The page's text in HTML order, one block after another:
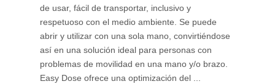
de usar, fácil de transportar, inclusivo y
respetuoso con el medio ambiente. Se puede
abrir y utilizar con una sola mano, convirtiéndose
así en una solución ideal para personas con
problemas de movilidad en una mano y/o brazo.
Easy Dose ofrece una optimización del ...